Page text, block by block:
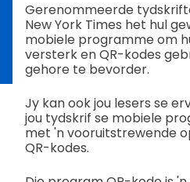
Gerenommeerde
New York Times het hul
mobiele programme om
versterk en QR-kodes
gehore te bevorder.
Jy kan ook jou lesers se
jou tydskrif se mobiele
met 'n vooruitstrewende
QR-kodes.